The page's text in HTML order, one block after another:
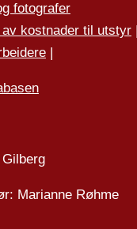
fotografer
av kostnader til utstyr|
e|
Marianne Røhme